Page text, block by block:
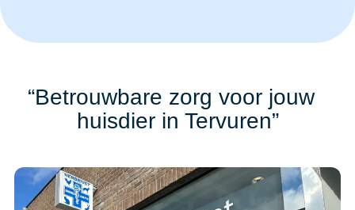
“Betrouwbare zorg voor jouw
huisdier in Tervuren”